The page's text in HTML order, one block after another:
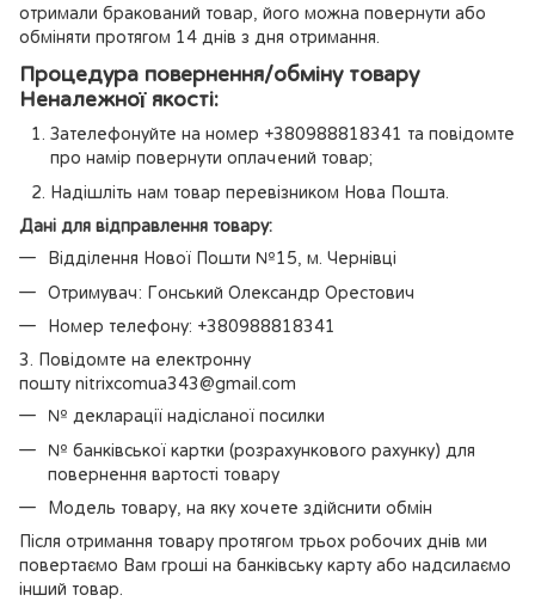
отримали бракований товар, його можна повернути або
обміняти протягом 14 днів з дня отримання.
Процедура повернення/обміну товару
Неналежної якості:
Зателефонуйте на номер +380988818341 та повідомте
про намір повернути оплачений товар;
Надішліть нам товар перевізником Нова Пошта.
Дані для відправлення товару:
Відділення Нової Пошти №15, м. Чернівці
Отримувач: Гонський Олександр Орестович
Номер телефону: +380988818341
3. Повідомте на електронну
пошту nitrixcomua343@gmail.com
№ декларації надісланої посилки
№ банківської картки (розрахункового рахунку) для
повернення вартості товару
Модель товару, на яку хочете здійснити обмін
Після отримання товару протягом трьох робочих днів ми
повертаємо Вам гроші на банківську карту або надсилаємо
інший товар.